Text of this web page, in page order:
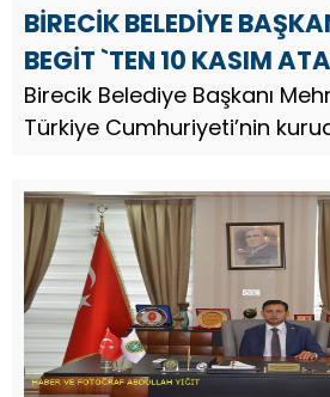
BİRECİK BELEDİYE
BEGİT `TEN 10 KASIM
GÜNÜ MESAJI
Birecik Belediye Başkanı
Türkiye Cumhuriyeti’nin